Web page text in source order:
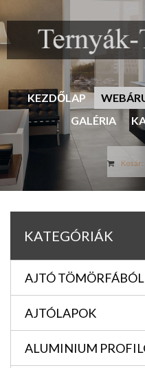
KEZDŐLAP
GALÉRIA
Kosár:
KATEGÓRIÁK
AJTÓ TÖMÖRFÁBÓL
AJTÓLAPOK
ALUMINIUM